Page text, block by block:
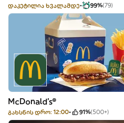
დაკეტილია ხვალამდე 99%(79)
McDonald's®
გახსნის დრო: 12:00 91%(500+)